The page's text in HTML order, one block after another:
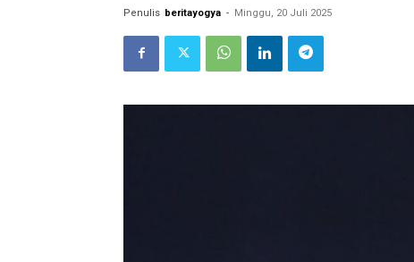
Penulis beritayogya - Minggu, 20 Juli 2025